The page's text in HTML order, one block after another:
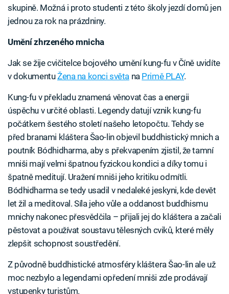
skupině. Možná i proto studenti z této školy jezdí domů jen
jednou za rok na prázdniny.
Umění zhrzeného mnicha
Jak se žije cvičitelce bojového umění kung-fu v Číně uvidíte
v dokumentuŽena na konci světana Primě PLAY.
Kung-fu v překladu znamená věnovat čas a energii
úspěchu v určité oblasti. Legendy datují vznik kung-fu
počátkem šestého století našeho letopočtu. Tehdy se
před branami kláštera Šao-lin objevil buddhistický mnich a
poutník Bódhidharma, aby s překvapením zjistil, že tamní
mniši mají velmi špatnou fyzickou kondici a díky tomu i
špatně meditují. Uražení mniši jeho kritiku odmítli.
Bódhidharma se tedy usadil v nedaleké jeskyni, kde devět
let žil a meditoval. Síla jeho vůle a oddanost buddhismu
mnichy nakonec přesvědčila – přijali jej do kláštera a začali
pěstovat a používat soustavu tělesných cviků, které měly
zlepšit schopnost soustředění.
Z původně buddhistické atmosféry kláštera Šao-lin ale už
moc nezbylo a legendami opředení mniši zde prodávají
vstupenky turistům.